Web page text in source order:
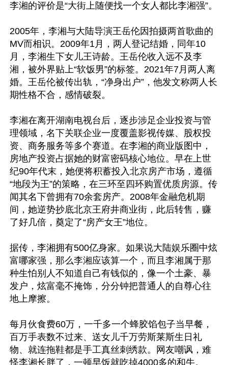
李湘的评价是“大街上随便找一个女人都比李湘强”。
2005年，李湘与大陆导演王岳伦因拍摄两首歌曲的
MV而相识。2009年1月，两人登记结婚，同年10
月，李湘生下女儿王诗龄。王岳伦收入远不及李
湘，被外界贴上“软饭男”的标签。2021年7月两人离
婚。王岳伦被传出轨，“净身出户”，他发文称两人长
期性格不合，感情破裂。
李湘在离开湖南电视台后，逐步涉足企业投资与管
理领域，名下关联企业一度覆盖影视传媒、股权投
资、商务服务等多个赛道。在李湘的商业版图中，
房地产投资占据她的财富密码核心地位。早在上世
纪90年代末，她便将积蓄投入北京房产市场，遵循
“地段为王”的策略，在三环至四环购置优质房源。传
闻其名下曾拥有70余套房产。2008年金融危机期
间，她逆势抄底北京王府井商业街，此后转售，赚
了好几倍，奠定了“房产女王”地位。
据传，李湘拥有500亿身家。如果说大陆娱乐圈中炫
富哪家强，那么李湘应该算一个，而且李湘属于那
种生怕别人不知道自己有钱似的，像一个土豪、暴
发户，炫富毫不掩饰，分分钟把普通人的自尊心往
地上摩擦。
每月伙食费60万，一千多一个蜂胶馅包子当早餐，
百万手表数不过来、送女儿千万劳斯莱斯生日礼
物、就连拖鞋都是手工真丝刺绣款。网友嘲讽，难
怪李湘长胖了，一顿早饭就吃掉4000多的和牛。